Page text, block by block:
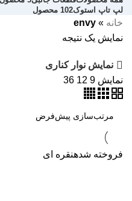
لپ تاپ استوک102 محصول
خانه »
envy
نمایش یک نتیجه
نمایش نوار کناری
نمایش 9
12
36
فروخته شدهنقره ای